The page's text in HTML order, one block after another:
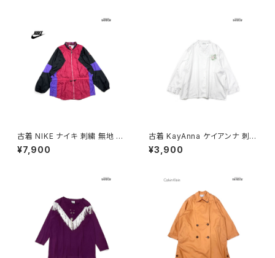
古着 NIKE ナイキ 刺繍 無地 ナ
イロン 長袖 アウター アウトドア
ジャケット ピンク (ttu250816
¥7,900
古着 KayAnna ケイアンナ 刺繍
サテン 長袖 ブラウス 白 (ttu25
01021)
¥3,900